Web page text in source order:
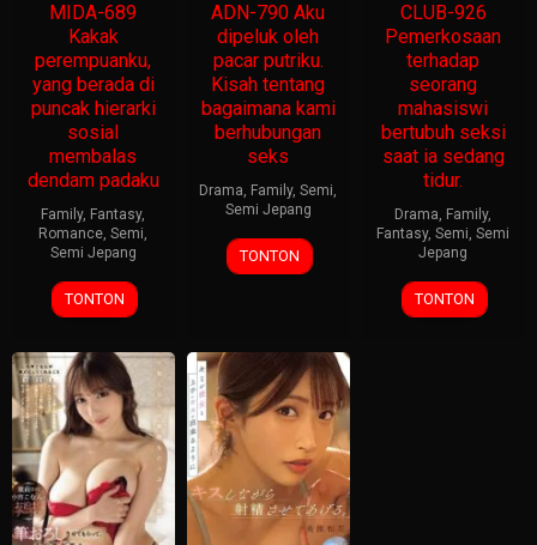
MIDA-689
Kakak
perempuanku,
yang berada di
puncak hierarki
sosial
membalas
dendam padaku
Family, Fantasy,
Romance,Semi,
Semi Jepang
TONTON
ADN-790 Aku
dipeluk oleh
pacar putriku.
Kisah tentang
bagaimana kami
berhubungan
seks
Drama, Family,Semi,
Semi Jepang
TONTON
CLUB-926
Pemerkosaan
terhadap
seorang
mahasiswi
bertubuh seksi
saat ia sedang
tidur.
Drama, Family,
Fantasy,Semi,Semi
Jepang
TONTON